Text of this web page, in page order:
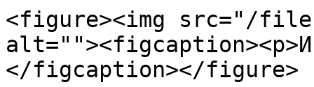
<figure><img src="/files/
</figcaption></figure>